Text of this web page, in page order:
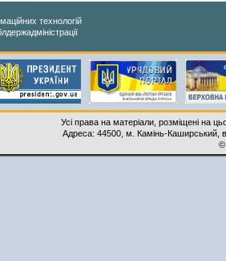
технологій
Усі права на матеріали, розміщені на
Адреса: 44500, м. Камінь-Каширський,
©